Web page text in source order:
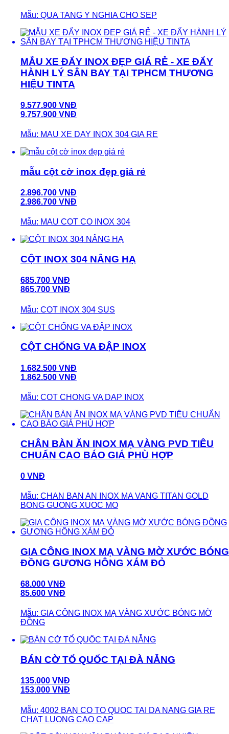
Mẫu: QUA TANG Y NGHIA CHO SEP
MẪU XE ĐẨY INOX ĐẸP GIÁ RẺ - XE ĐẨY
HÀNH LÝ SÂN BAY TẠI TPHCM THƯƠNG
HIỆU TINTA
9.577.900 VNĐ
9.757.900 VNĐ
Mẫu: MAU XE DAY INOX 304 GIA RE
mẫu cột cờ inox đẹp giá rẻ
2.896.700 VNĐ
2.986.700 VNĐ
Mẫu: MAU COT CO INOX 304
CỘT INOX 304 NÂNG HẠ
685.700 VNĐ
865.700 VNĐ
Mẫu: COT INOX 304 SUS
CỘT CHỐNG VA ĐẬP INOX
1.682.500 VNĐ
1.862.500 VNĐ
Mẫu: COT CHONG VA DAP INOX
CHÂN BÀN ĂN INOX MẠ VÀNG PVD TIÊU
CHUẨN CAO BÁO GIÁ PHÙ HỢP
0 VNĐ
Mẫu: CHAN BAN AN INOX MA VANG TITAN GOLD
BONG GUONG XUOC MO
GIA CÔNG INOX MẠ VÀNG MỜ XƯỚC BÓNG
ĐỒNG GƯƠNG HÔNG XÁM ĐỎ
68.000 VNĐ
85.600 VNĐ
Mẫu: GIA CÔNG INOX MẠ VÀNG XƯỚC BÓNG MỜ
ĐỒNG
BÁN CỜ TỔ QUỐC TẠI ĐÀ NẴNG
135.000 VNĐ
153.000 VNĐ
Mẫu: 4002 BAN CO TO QUOC TAI DA NANG GIA RE
CHAT LUONG CAO CAP